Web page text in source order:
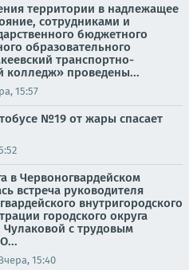
территории в надлежащее
сотрудниками и
бюджетного
образовательного
транспортно-
колледж» проведены...
15:57
№19 от жары спасает
в Червоногвардейском
встреча руководителя
внутригородского
городского округа
с трудовым
15:40